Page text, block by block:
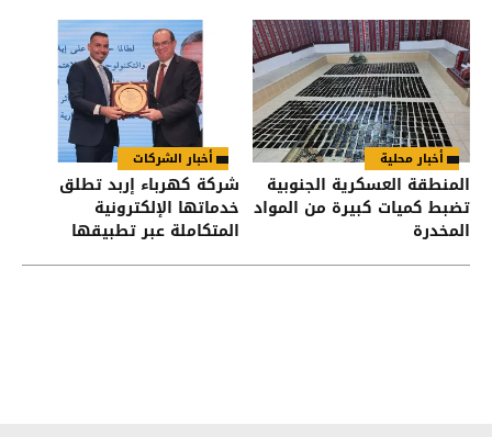
أخبار محلية
المنطقة العسكرية الجنوبية
تضبط كميات كبيرة من المواد
المخدرة
أخبار الشركات
شركة كهرباء إربد تطلق
خدماتها الإلكترونية
المتكاملة عبر تطبيقها